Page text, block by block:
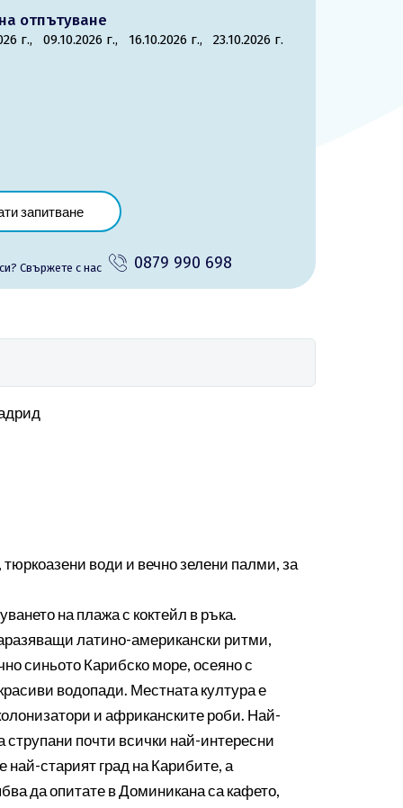
отпътуване
г., 09.10.2026 г., 16.10.2026 г., 23.10.2026 г.
запитване
Cвържете с нас 0879 990 698
води и вечно зелени палми, за
на плажа с коктейл в ръка.
латино-американски ритми,
синьото Карибско море, осеяно с
водопади. Местната култура е
и африканските роби. Най-
струпани почти всички най-интересни
старият град на Карибите, а
да опитате в Доминикана са кафето,